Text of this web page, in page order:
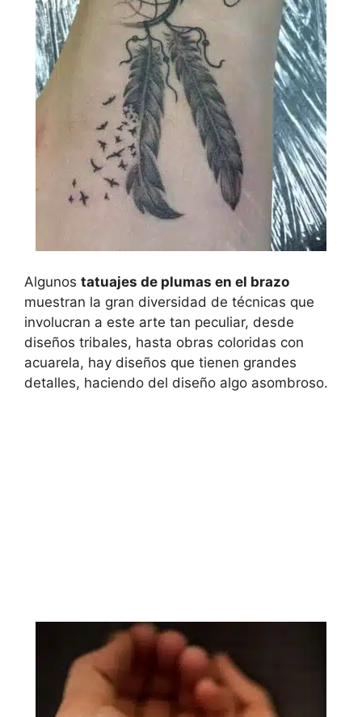
Algunos tatuajes de plumas en el brazo
muestran la gran diversidad de técnicas que
involucran a este arte tan peculiar, desde
diseños tribales, hasta obras coloridas con
acuarela, hay diseños que tienen grandes
detalles, haciendo del diseño algo asombroso.